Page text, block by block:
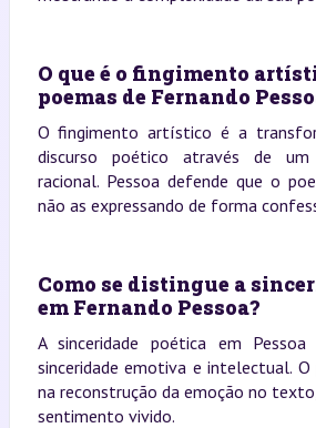
O que é o fingimento
poemas de Fernando
O fingimento artístico é a
discurso poético através de um
racional. Pessoa defende que o
não as expressando de forma
Como se distingue a
em Fernando Pessoa?
A sinceridade poética em Pessoa
sinceridade emotiva e intelectual.
na reconstrução da emoção no
sentimento vivido.